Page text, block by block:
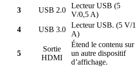
3
USB 2.0
Lecteur USB (5
V/0,5 A)
4
USB 3.0
Lecteur USB. (5 V/1
A)
5
Sortie
HDMI
Étend le contenu sur
un autre dispositif
d’affichage.